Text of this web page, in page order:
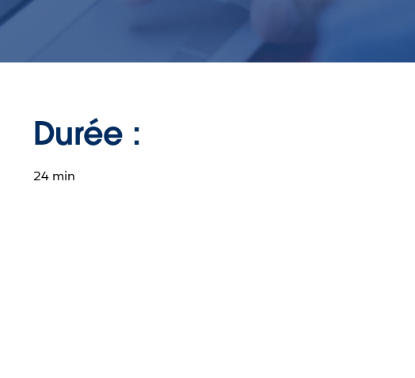
Durée :
24 min